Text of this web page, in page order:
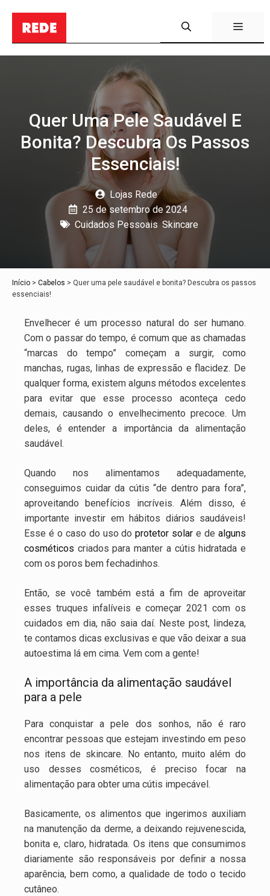
Menu
Quer Uma Pele Saudável E
Bonita? Descubra Os Passos
Essenciais!
Lojas Rede
25 de setembro de 2024
Cuidados Pessoais, Skincare
Início > Cabelos > Quer uma pele saudável e bonita? Descubra os passos
essenciais!
Envelhecer é um processo natural do ser humano.
Com o passar do tempo, é comum que as chamadas
“marcas do tempo” começam a surgir, como
manchas, rugas, linhas de expressão e flacidez. De
qualquer forma, existem alguns métodos excelentes
para evitar que esse processo aconteça cedo
demais, causando o envelhecimento precoce. Um
deles, é entender a importância da alimentação
saudável.
Quando nos alimentamos adequadamente,
conseguimos cuidar da cútis “de dentro para fora”,
aproveitando benefícios incríveis. Além disso, é
importante investir em hábitos diários saudáveis!
Esse é o caso do uso do protetor solar e dealguns
cosméticos criados para manter a cútis hidratada e
com os poros bem fechadinhos.
Então, se você também está a fim de aproveitar
esses truques infalíveis e começar 2021 com os
cuidados em dia, não saia daí. Neste post, lindeza,
te contamos dicas exclusivas e que vão deixar a sua
autoestima lá em cima. Vem com a gente!
A importância da alimentação saudável
para a pele
Para conquistar a pele dos sonhos, não é raro
encontrar pessoas que estejam investindo em peso
nos itens de skincare. No entanto, muito além do
uso desses cosméticos, é preciso focar na
alimentação para obter uma cútis impecável.
Basicamente, os alimentos que ingerimos auxiliam
na manutenção da derme, a deixando rejuvenescida,
bonita e, claro, hidratada. Os itens que consumimos
diariamente são responsáveis por definir a nossa
aparência, bem como, a qualidade de todo o tecido
cutâneo.